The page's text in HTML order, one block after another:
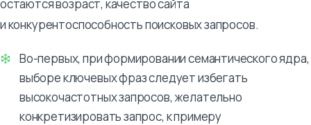
остаются возраст, качество сайта
и конкурентоспособность поисковых запросов.
Во-первых, при формировании семантического ядра,
выборе ключевых фраз следует избегать
высокочастотных запросов, желательно
конкретизировать запрос, к примеру